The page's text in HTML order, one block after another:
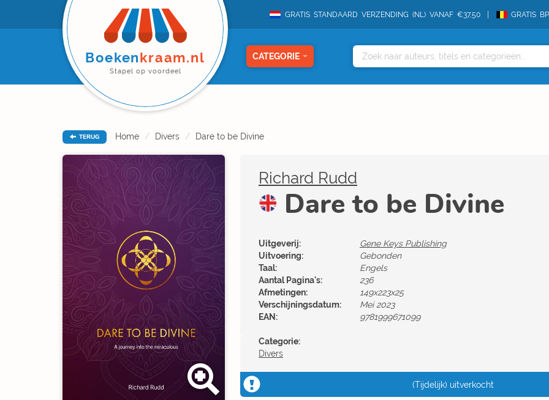
GRATIS STANDAARD VERZENDING (NL) VANAF €37,50 GRATIS
Boekenkraam.nl
Stapel op voordeel
CATEGORIE
TERUG Home Divers Dare to be Divine
Richard Rudd
Dare to be Divine
Uitgeverij:
Gene Keys Publishing
Uitvoering:
Gebonden
Taal:
Engels
Aantal Pagina's:
236
Afmetingen:
149x223x25
Verschijningsdatum:
Mei 2023
EAN:
9781999671099
Categorie:
Divers
(Tijdelijk) uitverkocht